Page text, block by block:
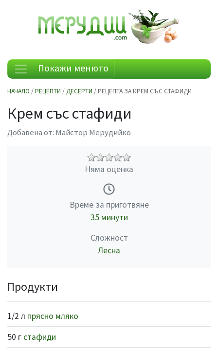
Покажи менюто
НАЧАЛО /РЕЦЕПТИ /ДЕСЕРТИ / РЕЦЕПТА ЗА КРЕМ СЪС СТАФИДИ
Крем със стафиди
Добавена от: Майстор Мерудийко
Няма оценка
Време за приготвяне
35 минути
Сложност
Лесна
Продукти
1/2 л прясно мляко
50 г стафиди